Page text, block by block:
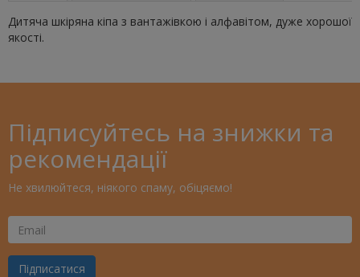
Дитяча шкіряна кіпа з вантажівкою і алфавітом, дуже хорошої
якості.
Підписуйтесь на знижки та
рекомендації
Не хвилюйтеся, ніякого спаму, обіцяємо!
Ваш
Email
Підписатися